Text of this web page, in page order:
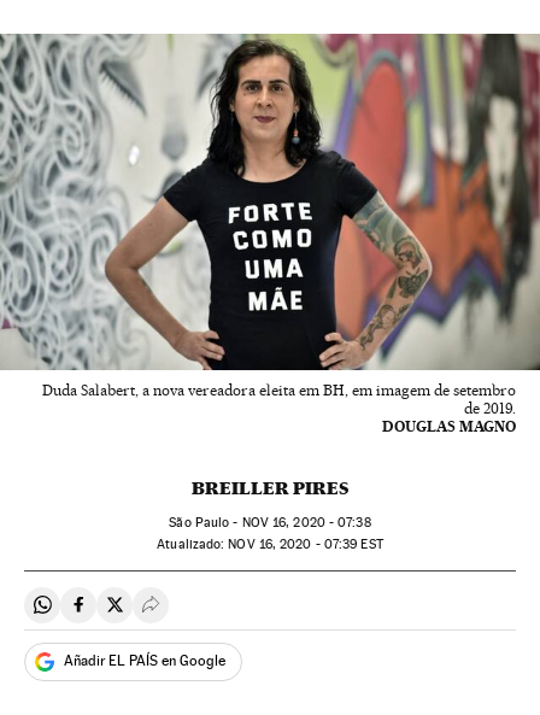
Duda Salabert, a nova vereadora eleita em BH, em imagem de setembro
de 2019.
DOUGLAS MAGNO
BREILLER PIRES
São Paulo - NOV16, 2020 - 07:38
atualizado: NOV16, 2020 - 07:39 EST
Compartir en Whatsapp
Compartir en Facebook
Compartir en Twitter
Desplegar Redes Sociales
Añadir EL PAÍS en Google